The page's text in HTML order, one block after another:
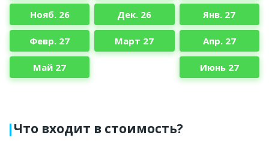
Нояб. 26 Дек. 26 Янв. 27
Февр. 27 Март 27 Апр. 27
Май 27 Июнь 27
Что входит в стоимость?